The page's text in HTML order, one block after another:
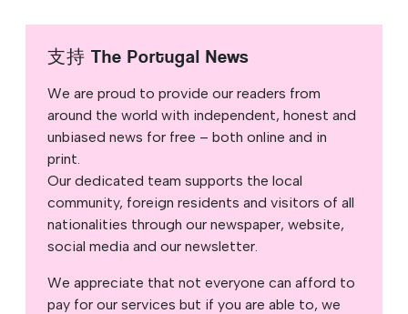
支持 The Portugal News
We are proud to provide our readers from
around the world with independent, honest and
unbiased news for free – both online and in
print.
Our dedicated team supports the local
community, foreign residents and visitors of all
nationalities through our newspaper, website,
social media and our newsletter.
We appreciate that not everyone can afford to
pay for our services but if you are able to, we